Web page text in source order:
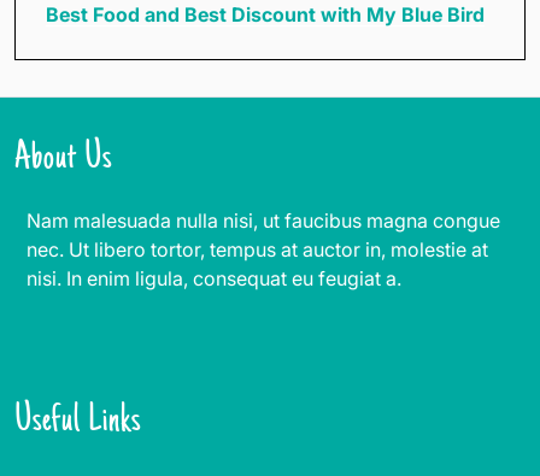
Best Food and Best Discount with My Blue Bird
About Us
Nam malesuada nulla nisi, ut faucibus magna congue
nec. Ut libero tortor, tempus at auctor in, molestie at
nisi. In enim ligula, consequat eu feugiat a.
Useful Links